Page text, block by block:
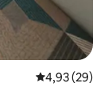
Просечна
4,93 (29)